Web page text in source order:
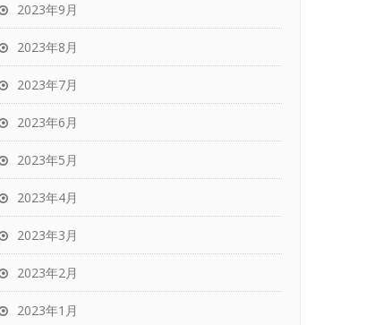
2023年9月
2023年8月
2023年7月
2023年6月
2023年5月
2023年4月
2023年3月
2023年2月
2023年1月